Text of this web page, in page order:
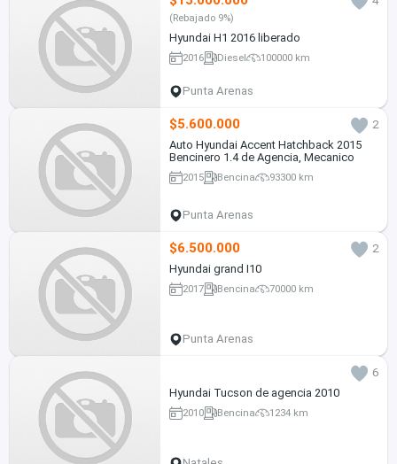
(Rebajado 9%)
Hyundai H1 2016 liberado
2016 Diesel 100000 km
Punta Arenas
$5.600.000
2
Auto Hyundai Accent Hatchback 2015
Bencinero 1.4 de Agencia, Mecanico
2015 Bencina 93300 km
Punta Arenas
$6.500.000
2
Hyundai grand I10
2017 Bencina 70000 km
Punta Arenas
6
Hyundai Tucson de agencia 2010
2010 Bencina 1234 km